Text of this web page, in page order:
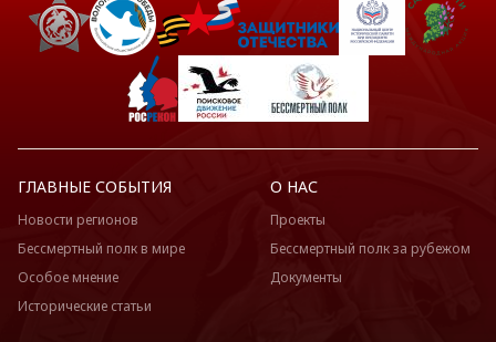
ГЛАВНЫЕ СОБЫТИЯ
Новости регионов
Бессмертный полк в мире
Особое мнение
Исторические статьи
О НАС
Проекты
Бессмертный полк за рубежом
Документы